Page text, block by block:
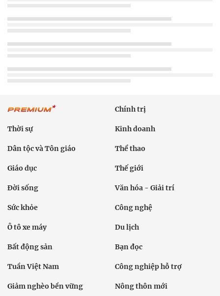
Chính trị
Thời sự Kinh doanh
Dân tộc và Tôn giáo Thể thao
Giáo dục Thế giới
Đời sống Văn hóa - Giải trí
Sức khỏe Công nghệ
Ô tô xe máy Du lịch
Bất động sản Bạn đọc
Tuần Việt Nam Công nghiệp hỗ trợ
Giảm nghèo bền vững Nông thôn mới